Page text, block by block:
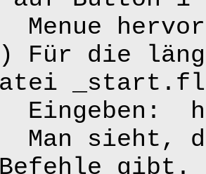
die
h
sieht, daß
gibt.